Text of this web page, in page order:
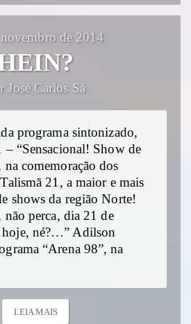
de 2014
José Carlos Sá
programa sintonizado,
– “Sensacional! Show de
na comemoração dos
21, a maior e mais
shows da região Norte!
não perca, dia 21 de
né?…” Adilson
“Arena 98”, na
LEIA MAIS